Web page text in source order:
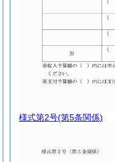
様式第2号(第5条関係)